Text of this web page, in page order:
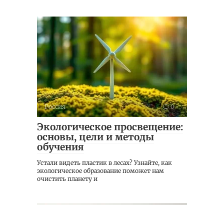
Россия 0
Экологическое просвещение:
основы, цели и методы
обучения
Устали видеть пластик в лесах? Узнайте, как
экологическое образование поможет нам
очистить планету и